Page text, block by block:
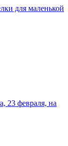
для маленькой
23 февраля, на